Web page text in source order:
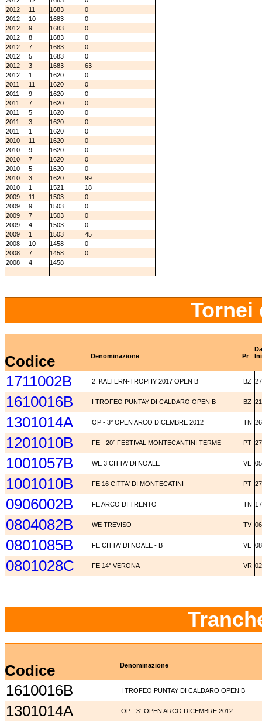
2012
11 1683
0
2012
10 1683
0
2012
9 1683
0
2012
8 1683
0
2012
7 1683
0
2012
5 1683
0
2012
3 1683
63
2012
1 1620
0
2011
11 1620
0
2011
9 1620
0
2011
7 1620
0
2011
5 1620
0
2011
3 1620
0
2011
1 1620
0
2010
11 1620
0
2010
9 1620
0
2010
7 1620
0
2010
5 1620
0
2010
3 1620
99
2010
1 1521
18
2009
11 1503
0
2009
9 1503
0
2009
7 1503
0
2009
4 1503
0
2009
1 1503
45
2008
10 1458
0
2008
7 1458
0
2008
4 1458
Tornei
Codice Denominazione Pr
1711002B 2. KALTERN-TROPHY 2017 OPEN B BZ
1610016B I TROFEO PUNTAY DI CALDARO OPEN B BZ
1301014A OP - 3° OPEN ARCO DICEMBRE 2012 TN
1201010B FE - 20° FESTIVAL MONTECANTINI TERME PT
1001057B WE 3 CITTA' DI NOALE VE
1001010B FE 16 CITTA' DI MONTECATINI PT
0906002B FE ARCO DI TRENTO TN
0804082B WE TREVISO TV
0801085B FE CITTA' DI NOALE - B VE
0801028C FE 14° VERONA VR
Codice Denominazione
1610016B I TROFEO PUNTAY DI CALDARO OPEN B
1301014A OP - 3° OPEN ARCO DICEMBRE 2012